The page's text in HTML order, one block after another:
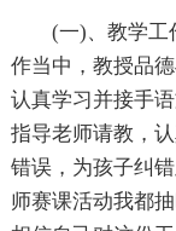
(一)、教学工
作当中，教授品
认真学习并接手
指导老师请教，
错误，为孩子纠
师赛课活动我都